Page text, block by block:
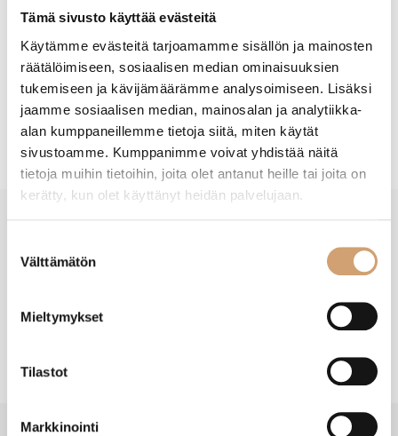
Tämä sivusto käyttää evästeitä
Käytämme evästeitä tarjoamamme sisällön ja mainosten
räätälöimiseen, sosiaalisen median ominaisuuksien
tukemiseen ja kävijämäärämme analysoimiseen. Lisäksi
jaamme sosiaalisen median, mainosalan ja analytiikka-
alan kumppaneillemme tietoja siitä, miten käytät
sivustoamme. Kumppanimme voivat yhdistää näitä
tietoja muihin tietoihin, joita olet antanut heille tai joita on
kerätty, kun olet käyttänyt heidän palvelujaan.
valinta
Välttämätön
Mieltymykset
Tilastot
Markkinointi
Tuotekuvaus